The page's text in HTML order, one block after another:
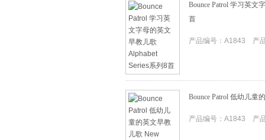
Bounce Patrol 学习英文
首
产品编号：A1843 产
Bounce Patrol 低幼儿童
产品编号：A1843 产